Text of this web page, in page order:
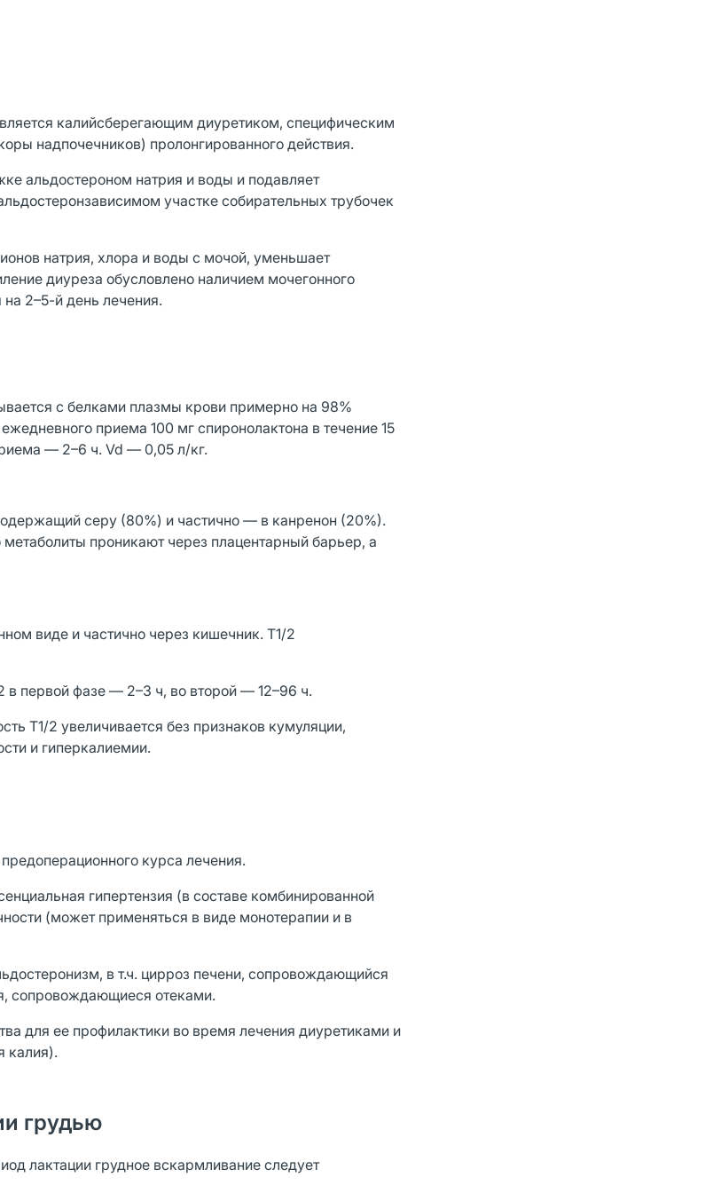
калийсберегающим диуретиком, специфическим
надпочечников) пролонгированного действия.
альдостероном натрия и воды и подавляет
участке собирательных трубочек
натрия, хлора и воды с мочой, уменьшает
диуреза обусловлено наличием мочегонного
2–5-й день лечения.
с белками плазмы крови примерно на 98%
приема 100 мг спиронолактона в течение 15
— 2–6 ч. Vd — 0,05 л/кг.
серу (80%) и частично — в канренон (20%).
проникают через плацентарный барьер, а
виде и частично через кишечник. T1/2
первой фазе — 2–3 ч, во второй — 12–96 ч.
T1/2 увеличивается без признаков кумуляции,
и гиперкалиемии.
курса лечения.
гипертензия (в составе комбинированной
(может применяться в виде монотерапии и в
в т.ч. цирроз печени, сопровождающийся
сопровождающиеся отеками.
для ее профилактики во время лечения диуретиками и
калия).
грудью
лактации грудное вскармливание следует